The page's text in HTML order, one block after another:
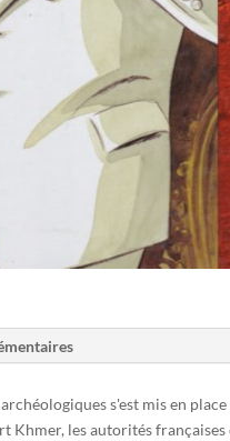
s'est mis en
Khmer, les autorités